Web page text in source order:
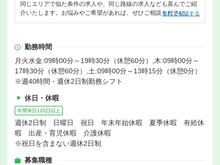
同じエリアで似た条件の求人や、同じ路線の求人なども喜んでご紹
介いたします。お悩みやご希望があれば、ぜひご相談ください。
無料で相談する
勤務時間
月火水金:09時00分～19時30分（休憩60分）,木:09時00分～
17時30分（休憩60分）,土:09時00分～13時15分（休憩0分）
※週40時間・週休2日制勤務シフト
休日・休暇
年間休日120日以上
週休2日制 日曜日 祝日 年末年始休暇 夏季休暇 有給休
暇 出産・育児休暇 介護休暇
※祝日を含まない週休2日制
募集職種